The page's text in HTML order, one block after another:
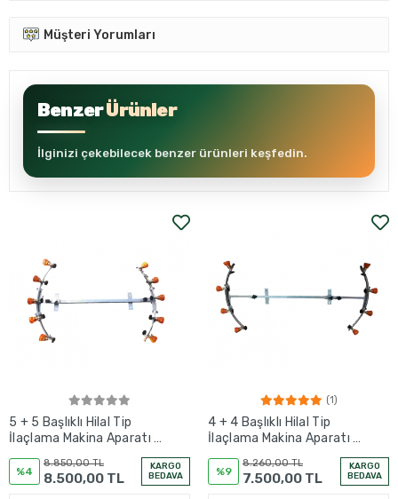
Müşteri Yorumları
BenzerÜrünler
İlginizi çekebilecek benzer ürünleri keşfedin.
5 + 5 Başlıklı Hilal Tip
İlaçlama Makina Aparatı -
%4
8.850,00 TL
8.500,00 TL
KARGO
BEDAVA
(1)
4 + 4 Başlıklı Hilal Tip
İlaçlama Makina Aparatı -
%9
8.260,00 TL
7.500,00 TL
KARGO
BEDAVA